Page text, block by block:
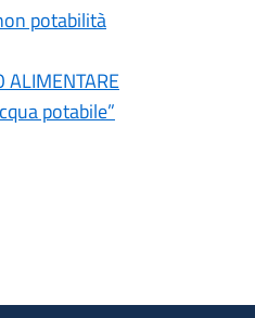
potabilità
ALIMENTARE
potabile”